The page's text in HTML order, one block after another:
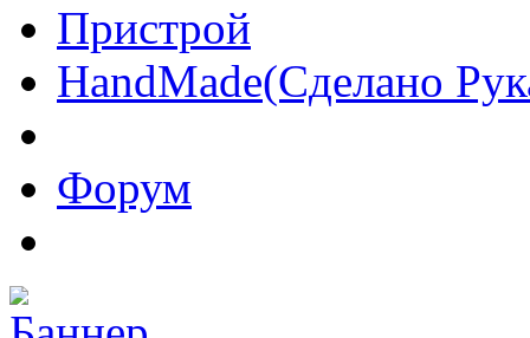
Пристрой
HandMade(Сделано
Форум